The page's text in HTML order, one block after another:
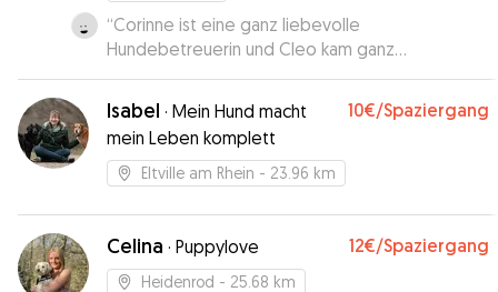
“Corinne ist eine ganz liebevolle
Hundebetreuerin und Cleo kam ganz
ausgeglichen und zufrieden nach Hause. Es gibt
einen grossen Garten direkt am Wald und sie
fühlte sich sofort wie zuhause. Ich kann Corinne
an jedem weiter empfehlen 5 ⭐️ von Cleo und
mir. I ”
Isabel · Mein Hund macht
mein Leben komplett
10€/Spaziergang
Eltville am Rhein - 23.96 km
Celina · Puppylove 12€/Spaziergang
Heidenrod - 25.68 km